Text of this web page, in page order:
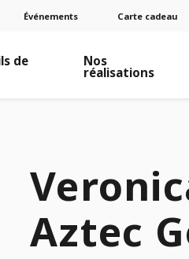
Événements Carte cadeau
de Nos
réalisations
Aztec